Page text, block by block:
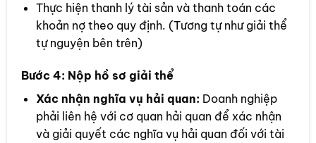
Thực hiện thanh lý tài sản và thanh toán các
khoản nợ theo quy định. (Tương tự như giải thể
tự nguyện bên trên)
Bước 4: Nộp hồ sơ giải thể
Xác nhận nghĩa vụ hải quan: Doanh nghiệp
phải liên hệ với cơ quan hải quan để xác nhận
và giải quyết các nghĩa vụ hải quan đối với tài